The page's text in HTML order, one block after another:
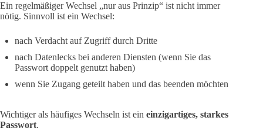
Ein regelmäßiger Wechsel „nur aus Prinzip“ ist nicht immer
nötig. Sinnvoll ist ein Wechsel:
nach Verdacht auf Zugriff durch Dritte
nach Datenlecks bei anderen Diensten (wenn Sie das
Passwort doppelt genutzt haben)
wenn Sie Zugang geteilt haben und das beenden möchten
Wichtiger als häufiges Wechseln ist ein einzigartiges, starkes
Passwort.